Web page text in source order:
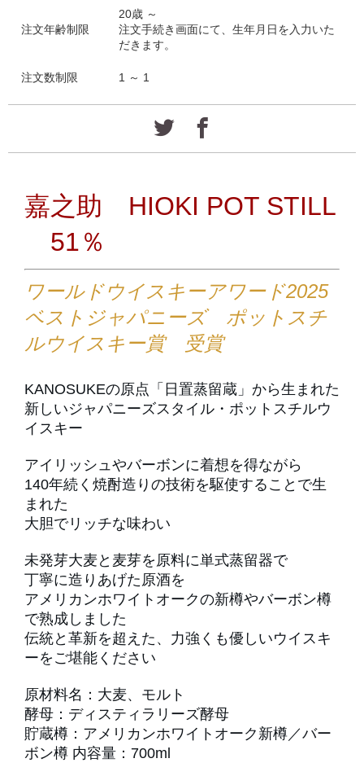
注文年齢制限
20歳 ～
注文手続き画面にて、生年月日を入力いた
だきます。
注文数制限 1 ～ 1
嘉之助 HIOKI POT STILL
51％
ワールドウイスキーアワード2025
ベストジャパニーズ ポットスチ
ルウイスキー賞 受賞
KANOSUKEの原点「日置蒸留蔵」から生まれた
新しいジャパニーズスタイル・ポットスチルウ
イスキー
アイリッシュやバーボンに着想を得ながら
140年続く焼酎造りの技術を駆使することで生
まれた
大胆でリッチな味わい
未発芽大麦と麦芽を原料に単式蒸留器で
丁寧に造りあげた原酒を
アメリカンホワイトオークの新樽やバーボン樽
で熟成しました
伝統と革新を超えた、力強くも優しいウイスキ
ーをご堪能ください
原材料名：大麦、モルト
酵母：ディスティラリーズ酵母
貯蔵樽：アメリカンホワイトオーク新樽／バー
ボン樽 内容量：700ml